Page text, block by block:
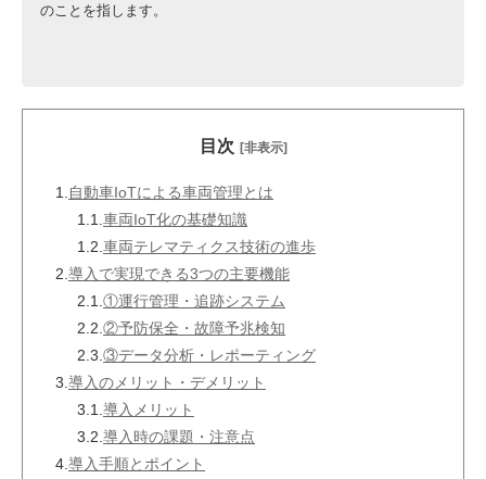
のことを指します。
目次 [非表示]
1. 自動車IoTによる車両管理とは
1.1. 車両IoT化の基礎知識
1.2. 車両テレマティクス技術の進歩
2. 導入で実現できる3つの主要機能
2.1. ①運行管理・追跡システム
2.2. ②予防保全・故障予兆検知
2.3. ③データ分析・レポーティング
3. 導入のメリット・デメリット
3.1. 導入メリット
3.2. 導入時の課題・注意点
4. 導入手順とポイント